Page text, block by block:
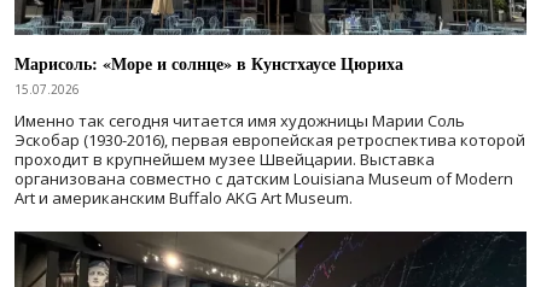
Марисоль: «Море и солнце» в Кунстхаусе Цюриха
15.07.2026
Именно так сегодня читается имя художницы Марии Соль
Эскобар (1930-2016), первая европейская ретроспектива которой
проходит в крупнейшем музее Швейцарии. Выставка
организована совместно с датским Louisiana Museum of Modern
Art и американским Buffalo AKG Art Museum.